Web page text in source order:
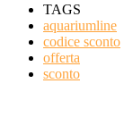
TAGS
aquariumline
codice sconto
offerta
sconto